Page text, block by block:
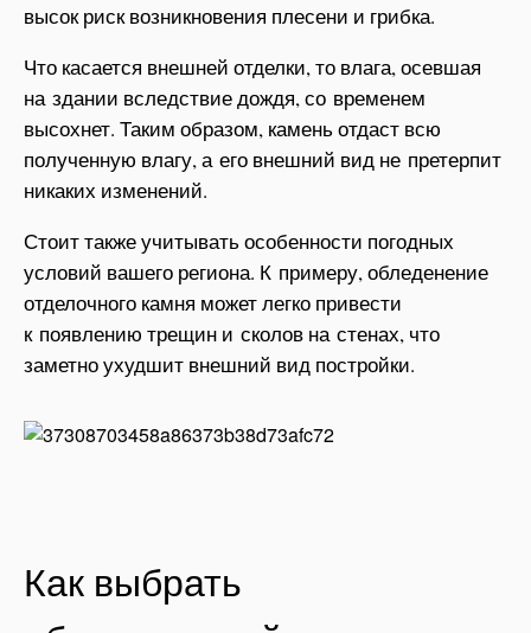
высок риск возникновения плесени и грибка.
Что касается внешней отделки, то влага, осевшая
на здании вследствие дождя, со временем
высохнет. Таким образом, камень отдаст всю
полученную влагу, а его внешний вид не претерпит
никаких изменений.
Стоит также учитывать особенности погодных
условий вашего региона. К примеру, обледенение
отделочного камня может легко привести
к появлению трещин и сколов на стенах, что
заметно ухудшит внешний вид постройки.
Как выбрать